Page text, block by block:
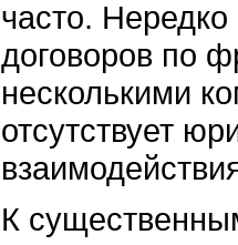
часто. Нередко
договоров по
несколькими
отсутствует
К